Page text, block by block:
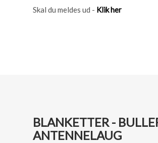
Skal du meldes ud - Klik her
BLANKETTER -
ANTENNELAUG